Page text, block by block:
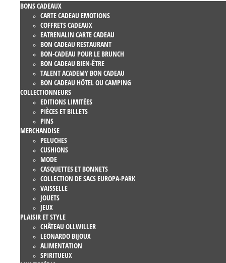
BONS CADEAUX
CARTE CADEAU EMOTIONS
COFFRETS CADEAUX
EATRENALIN CARTE CADEAU
BON CADEAU RESTAURANT
BON-CADEAU POUR LE BRUNCH
BON CADEAU BIEN-ÊTRE
TALENT ACADEMY BON CADEAU
BON CADEAU HÔTEL OU CAMPING
COLLECTIONNEURS
EDITIONS LIMITÉES
PIÈCES ET BILLETS
PINS
MERCHANDISE
PELUCHES
CUSHIONS
MODE
CASQUETTES ET BONNETS
COLLECTION DE SACS EUROPA-PARK
VAISSELLE
JOUETS
JEUX
PLAISIR ET STYLE
CHÂTEAU OLLWILLER
LEONARDO BIJOUX
ALIMENTATION
SPIRITUEUX